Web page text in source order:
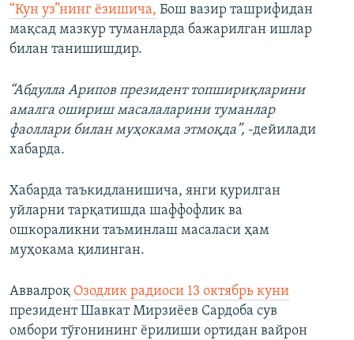
“Кун уз”нинг ёзишича, Бош вазир ташрифидан
мақсад мазкур туманларда бажарилган ишлар
билан танишишдир.
“Абдулла Арипов президент топшириқларини
амалга ошириш масалаларини туманлар
фаоллари билан муҳокама этмоқда”, -дейилади
хабарда.
Хабарда таъкидланишича, янги қурилган
уйларни тарқатишда шаффофлик ва
ошкораликни таъминлаш масаласи ҳам
муҳокама қилинган.
Аввалроқ Озодлик радиоси 13 октябрь куни
президент Шавкат Мирзиëев Сардоба сув
омбори тўғонининг ëрилиши ортидан вайрон